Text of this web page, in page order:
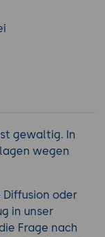
gewaltig. In
wegen
Diffusion oder
in unser
Frage nach